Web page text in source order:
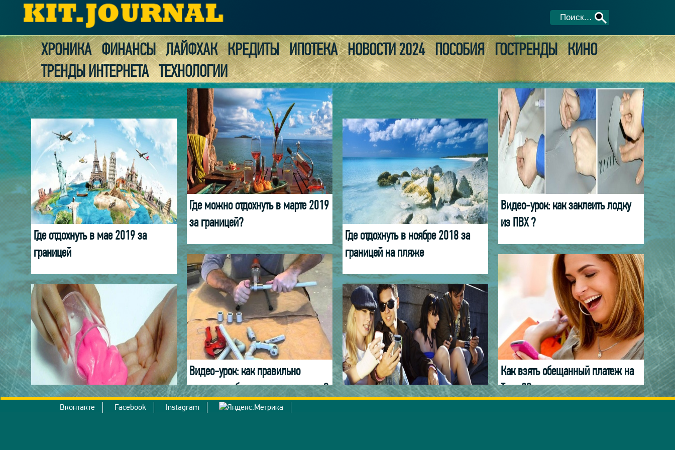
ХРОНИКА ФИНАНСЫ ЛАЙФХАК КРЕДИТЫ ИПОТЕКА НОВОСТИ 2024 ПОСОБИЯ ГОСТРЕНДЫ КИНО
ТРЕНДЫ ИНТЕРНЕТА ТЕХНОЛОГИИ
Где отдохнуть в мае 2019 за
границей
Где можно отдохнуть в марте 2019
за границей?
Где отдохнуть в ноябре 2018 за
границей на пляже
Видео-урок: как заклеить лодку
из ПВХ ?
Как сделать лизуна без
Видео-урок: как правильно
запаять трубы из полипропилена?
Как взять обещанный платеж на
Как взять обещанный платеж на
Теле 2?
Вконтакте Facebook Instagram